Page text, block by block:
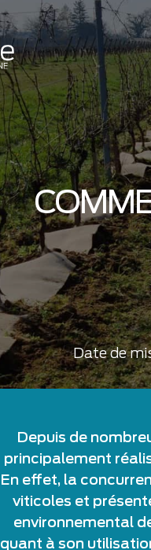
Date de
Depuis de
principalement
En effet, la
viticoles et
environnemental
quant à son